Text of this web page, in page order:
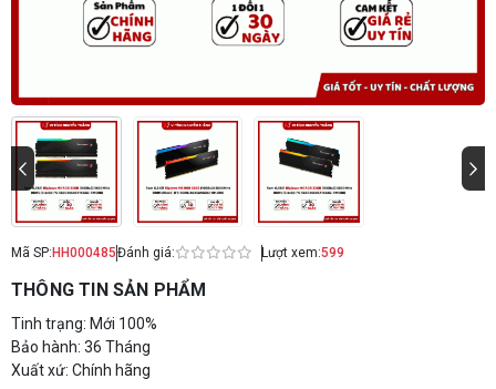
Mã SP: HH000485Đánh giá: Lượt xem:599
THÔNG TIN SẢN PHẨM
Tinh trạng: Mới 100%
Bảo hành: 36 Tháng
Xuất xứ: Chính hãng